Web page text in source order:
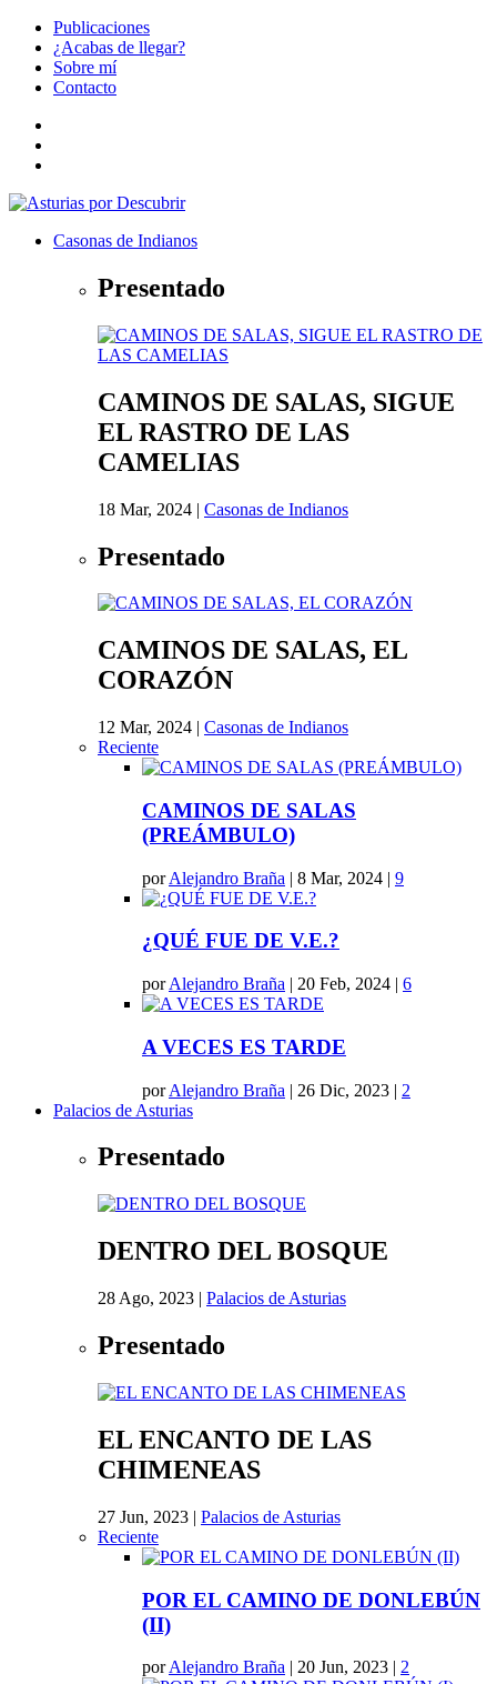
Publicaciones
¿Acabas de llegar?
Sobre mí
Contacto
Casonas de Indianos
Presentado
CAMINOS DE SALAS, SIGUE
EL RASTRO DE LAS
CAMELIAS
18 Mar, 2024 | Casonas de Indianos
Presentado
CAMINOS DE SALAS, EL
CORAZÓN
12 Mar, 2024 | Casonas de Indianos
Reciente
CAMINOS DE SALAS
(PREÁMBULO)
porAlejandro Braña | 8 Mar, 2024 | 9
¿QUÉ FUE DE V.E.?
porAlejandro Braña | 20 Feb, 2024 | 6
A VECES ES TARDE
porAlejandro Braña | 26 Dic, 2023 | 2
Palacios de Asturias
Presentado
DENTRO DEL BOSQUE
28 Ago, 2023 | Palacios de Asturias
Presentado
EL ENCANTO DE LAS
CHIMENEAS
27 Jun, 2023 | Palacios de Asturias
Reciente
POR EL CAMINO DE DONLEBÚN
(II)
porAlejandro Braña | 20 Jun, 2023 | 2